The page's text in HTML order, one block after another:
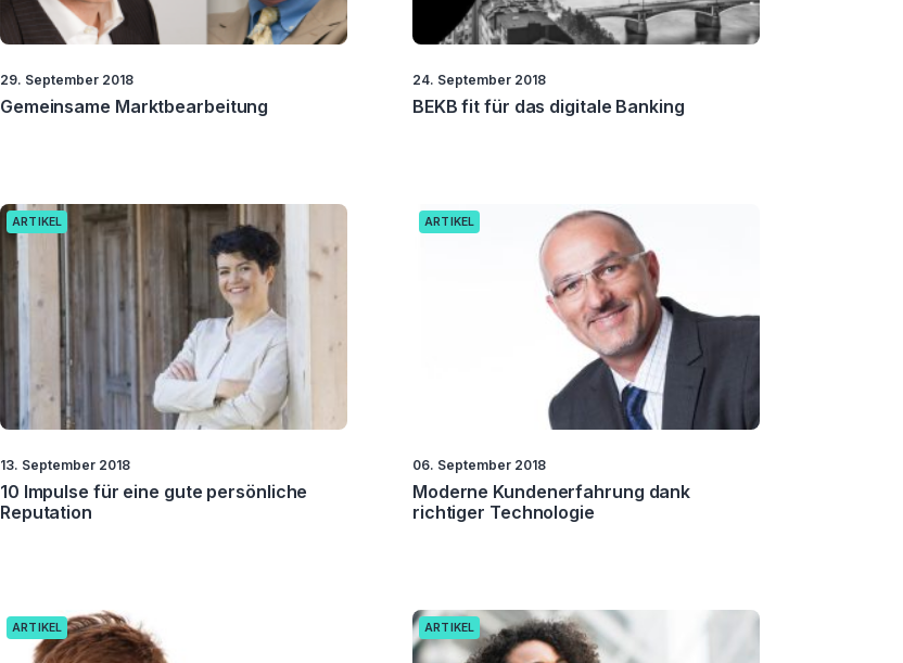
29. September 2018
Gemeinsame Marktbearbeitung
24. September 2018
BEKB fit für das digitale Banking
ARTIKEL
13. September 2018
10 Impulse für eine gute persönliche
Reputation
ARTIKEL
06. September 2018
Moderne Kundenerfahrung dank
richtiger Technologie
ARTIKEL ARTIKEL